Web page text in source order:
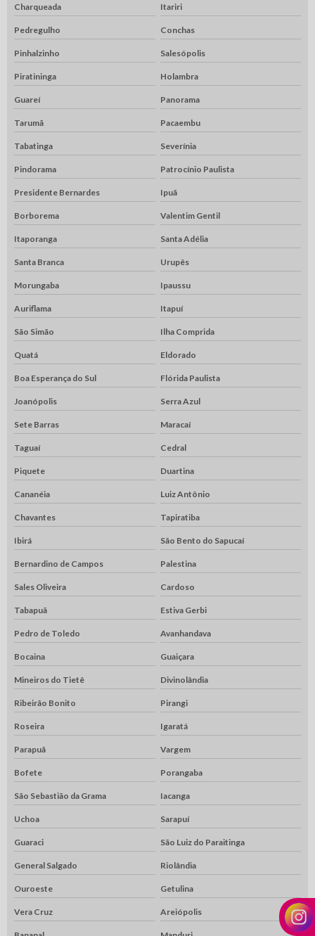
Charqueada Itariri
Pedregulho Conchas
Pinhalzinho Salesópolis
Piratininga Holambra
Guareí Panorama
Tarumã Pacaembu
Tabatinga Severínia
Pindorama Patrocínio Paulista
Presidente Bernardes Ipuã
Borborema Valentim Gentil
Itaporanga Santa Adélia
Santa Branca Urupês
Morungaba Ipaussu
Auriflama Itapuí
São Simão Ilha Comprida
Quatá Eldorado
Boa Esperança do Sul Flórida Paulista
Joanópolis Serra Azul
Sete Barras Maracaí
Taguaí Cedral
Piquete Duartina
Cananéia Luiz Antônio
Chavantes Tapiratiba
Ibirá São Bento do Sapucaí
Bernardino de Campos Palestina
Sales Oliveira Cardoso
Tabapuã Estiva Gerbi
Pedro de Toledo Avanhandava
Bocaina Guaiçara
Mineiros do Tietê Divinolândia
Ribeirão Bonito Pirangi
Roseira Igaratá
Parapuã Vargem
Bofete Porangaba
São Sebastião da Grama Iacanga
Uchoa Sarapuí
Guaraci São Luiz do Paraitinga
General Salgado Riolândia
Ouroeste Getulina
Vera Cruz Areiópolis